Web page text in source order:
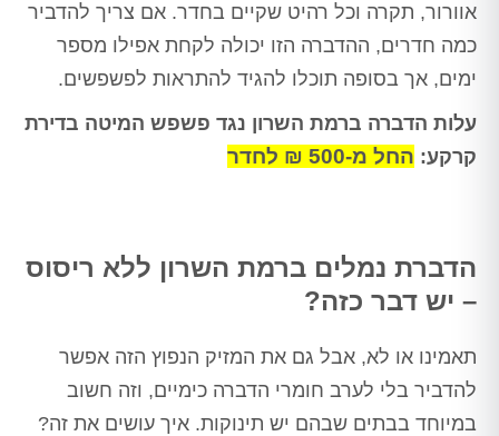
אוורור, תקרה וכל רהיט שקיים בחדר. אם צריך להדביר
כמה חדרים, ההדברה הזו יכולה לקחת אפילו מספר
ימים, אך בסופה תוכלו להגיד להתראות לפשפשים.
עלות הדברה ברמת השרון נגד פשפש המיטה בדירת
קרקע: החל מ-500 ₪ לחדר
הדברת נמלים ברמת השרון ללא ריסוס
– יש דבר כזה?
תאמינו או לא, אבל גם את המזיק הנפוץ הזה אפשר
להדביר בלי לערב חומרי הדברה כימיים, וזה חשוב
במיוחד בבתים שבהם יש תינוקות. איך עושים את זה?